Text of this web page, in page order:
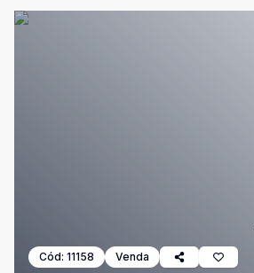
Cód: 11158 Venda